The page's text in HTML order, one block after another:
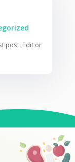
post. Edit or